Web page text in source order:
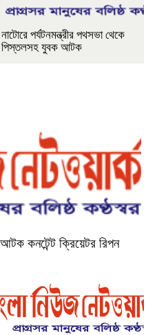
নাটোরে পর্যটনমন্ত্রীর পথসভা থেকে
পিস্তলসহ যুবক আটক
কনটেন্ট ক্রিয়েটর রিপন